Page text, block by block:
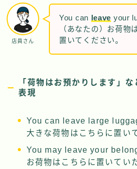
店員さん
You can leave your
（あなたの）お荷物
置いてください。
「荷物はお預かりします」
表現
You can leave large
大きな荷物はこちらに置い
You may leave your
お荷物はこちらに置いてい